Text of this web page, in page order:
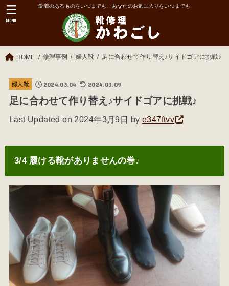
愛着のあるものをいつまでも、あなたのお気に入りをいつまでも
MENU
HOME 修理事例 婦人靴 足に合わせて作り替え♪サイドゴアに挑戦♪
婦人靴 2024.03.04 2024.03.09
足に合わせて作り替え♪サイドゴアに挑戦♪
Last Updated on 2024年3月9日 by e347ftvv
3/4 履ける靴がありませんの巻♪